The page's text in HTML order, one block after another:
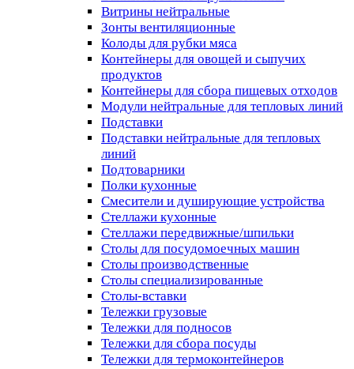
Витрины нейтральные
Зонты вентиляционные
Колоды для рубки мяса
Контейнеры для овощей и сыпучих
продуктов
Контейнеры для сбора пищевых отходов
Модули нейтральные для тепловых линий
Подставки
Подставки нейтральные для тепловых
линий
Подтоварники
Полки кухонные
Смесители и душирующие устройства
Стеллажи кухонные
Стеллажи передвижные/шпильки
Столы для посудомоечных машин
Столы производственные
Столы специализированные
Столы-вставки
Тележки грузовые
Тележки для подносов
Тележки для сбора посуды
Тележки для термоконтейнеров